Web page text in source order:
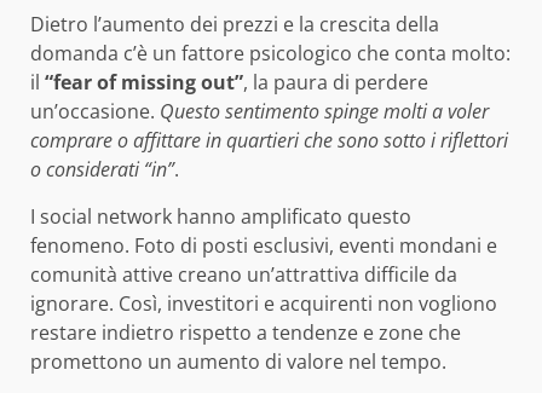
Dietro l’aumento dei prezzi e la crescita della
domanda c’è un fattore psicologico che conta molto:
il “fear of missing out”, la paura di perdere
un’occasione. Questo sentimento spinge molti a voler
comprare o affittare in quartieri che sono sotto i riflettori
o considerati “in”.
I social network hanno amplificato questo
fenomeno. Foto di posti esclusivi, eventi mondani e
comunità attive creano un’attrattiva difficile da
ignorare. Così, investitori e acquirenti non vogliono
restare indietro rispetto a tendenze e zone che
promettono un aumento di valore nel tempo.